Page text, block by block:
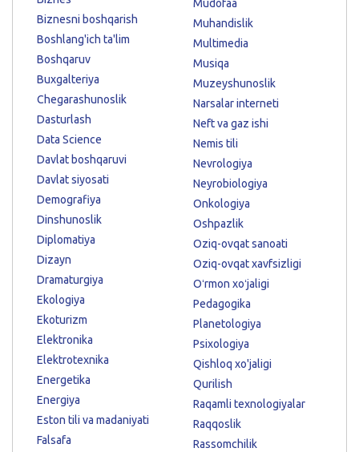
Biznesni boshqarish
Boshlang'ich ta'lim
Boshqaruv
Buxgalteriya
Chegarashunoslik
Dasturlash
Data Science
Davlat boshqaruvi
Davlat siyosati
Demografiya
Dinshunoslik
Diplomatiya
Dizayn
Dramaturgiya
Ekologiya
Ekoturizm
Elektronika
Elektrotexnika
Energetika
Energiya
Eston tili va madaniyati
Falsafa
Mudofaa
Muhandislik
Multimedia
Musiqa
Muzeyshunoslik
Narsalar interneti
Neft va gaz ishi
Nemis tili
Nevrologiya
Neyrobiologiya
Onkologiya
Oshpazlik
Oziq-ovqat sanoati
Oziq-ovqat xavfsizligi
Oʻrmon xoʻjaligi
Pedagogika
Planetologiya
Psixologiya
Qishloq xo'jaligi
Qurilish
Raqamli texnologiyalar
Raqqoslik
Rassomchilik